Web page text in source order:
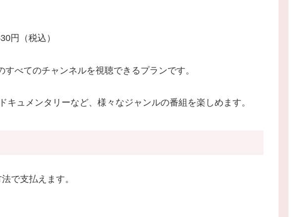
円（税込）
べてのチャンネルを視聴できるプランです。
キュメンタリーなど、様々なジャンルの番組を楽しめます。
で支払えます。